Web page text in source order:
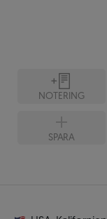
NOTERING
SPARA